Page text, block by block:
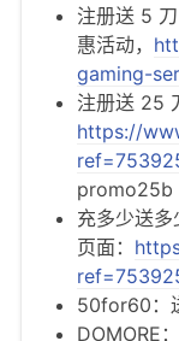
注册送 5
惠活动，
gaming-
注册送 25
https://
promo25b
充多少送
页面：
50for60：
DOMORE